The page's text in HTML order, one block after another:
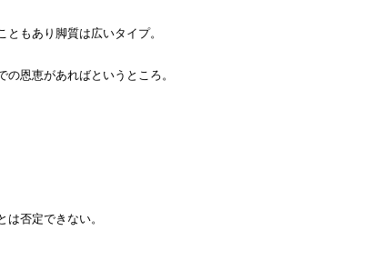
もあり脚質は広いタイプ。
恩恵があればというところ。
否定できない。